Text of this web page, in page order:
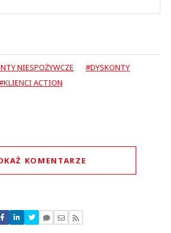
NIESPOŻYWCZE
#DYSKONTY
ACTION
KOMENTARZE
Nie znaleziono komentarzy
swoje komentarze